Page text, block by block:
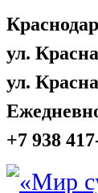
ул.
ул.
+7 938